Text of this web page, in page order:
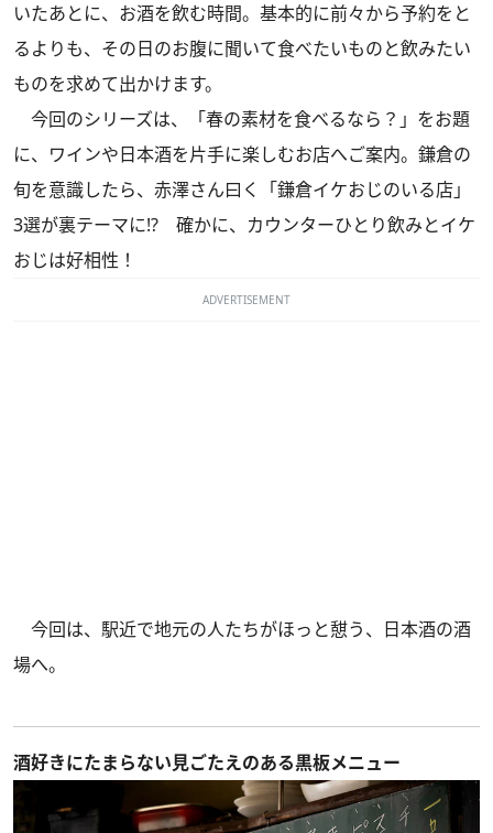
いたあとに、お酒を飲む時間。基本的に前々から予約をと
るよりも、その日のお腹に聞いて食べたいものと飲みたい
ものを求めて出かけます。
今回のシリーズは、「春の素材を食べるなら？」をお題
に、ワインや日本酒を片手に楽しむお店へご案内。鎌倉の
旬を意識したら、赤澤さん曰く「鎌倉イケおじのいる店」
3選が裏テーマに!? 確かに、カウンターひとり飲みとイケ
おじは好相性！
ADVERTISEMENT
今回は、駅近で地元の人たちがほっと憇う、日本酒の酒
場へ。
酒好きにたまらない見ごたえのある黒板メニュー